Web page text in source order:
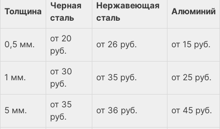
Толщина
Черная
сталь
Нержавеющая
сталь
Алюминий
0,5 мм.
от 20
руб.
от 26 руб. от 15 руб.
1 мм.
от 30
руб.
от 35 руб. от 25 руб.
5 мм.
от 35
руб.
от 36 руб. от 45 руб.